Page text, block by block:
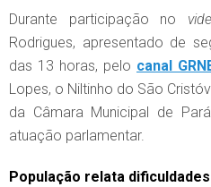
Durante participação no
Rodrigues, apresentado de
das 13 horas, pelo canal
Lopes, o Niltinho do São
da Câmara Municipal de
atuação parlamentar.
População relata